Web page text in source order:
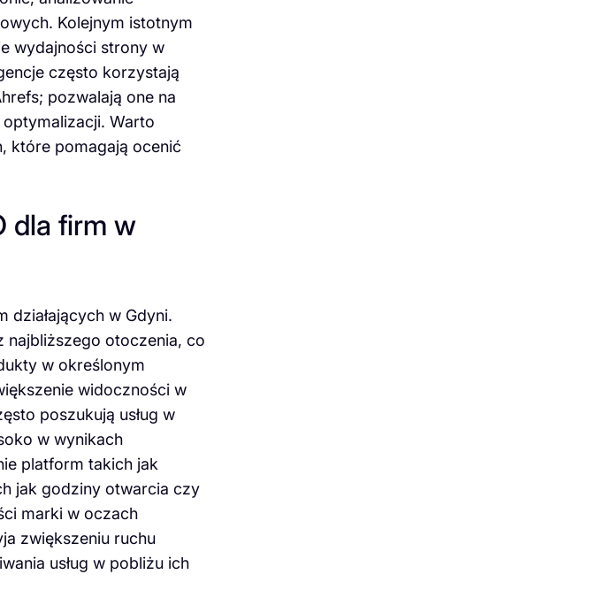
Kolejnym istotnym
wydajności strony w
często korzystają
pozwalają one na
Warto
które pomagają ocenić
dla firm w
działających w Gdyni.
najbliższego otoczenia, co
w określonym
widoczności w
poszukują usług w
w wynikach
platform takich jak
jak godziny otwarcia czy
marki w oczach
zwiększeniu ruchu
usług w pobliżu ich